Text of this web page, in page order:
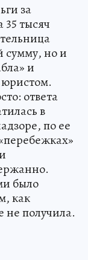
за
35 тысяч
сумму, но и
и
юристом.
ответа
в
по ее
было
как
не получила.